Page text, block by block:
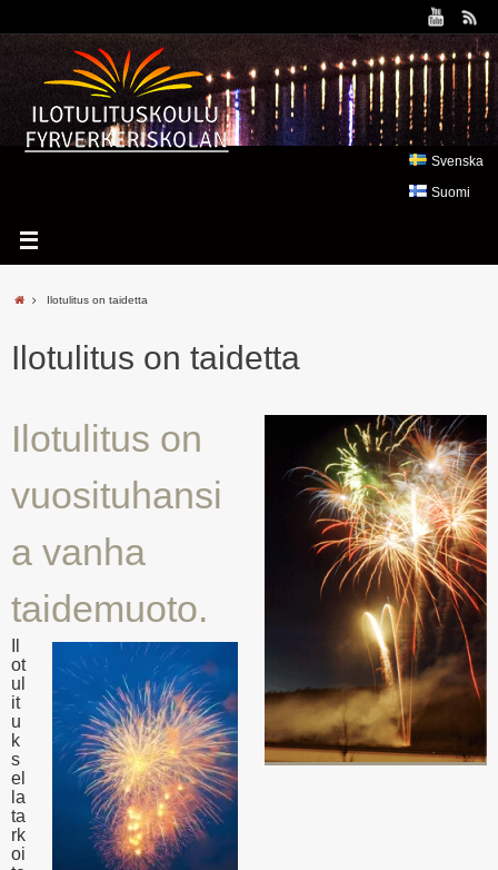
Svenska
Suomi
Ilotulitus on taidetta
Ilotulitus on taidetta
Ilotulitus on
vuosituhansi
a vanha
taidemuoto.
ot
ul
it
u
k
s
el
la
ta
rk
oi